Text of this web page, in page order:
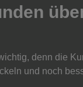
denn die
und noch